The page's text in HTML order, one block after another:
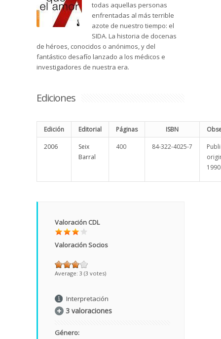
todas aquellas personas
enfrentadas al más terrible
azote de nuestro tiempo: el
SIDA. La historia de docenas
de héroes, conocidos o anónimos, y del
fantástico desafío lanzado a los médicos e
investigadores de nuestra era.
Ediciones
Edición Editorial Páginas ISBN
2006
Seix
Barral
400 84-322-4025-7
Valoración CDL
Valoración Socios
Average: 3 (3 votes)
Interpretación
3 valoraciones
Género: